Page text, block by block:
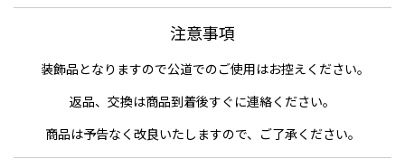
注意事項
装飾品となりますので公道でのご使用はお控えください。
返品、交換は商品到着後すぐに連絡ください。
商品は予告なく改良いたしますので、ご了承ください。